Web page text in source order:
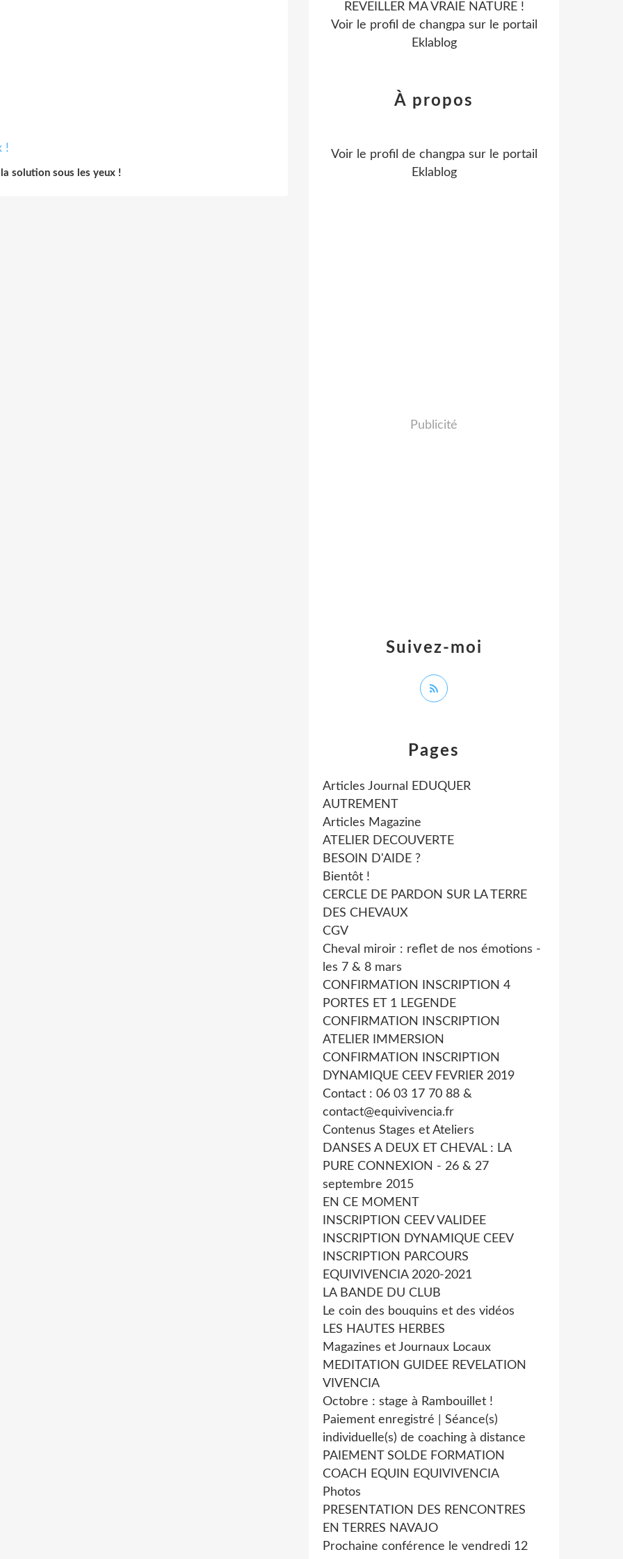
solution sous les yeux !
Pages
Articles Journal EDUQUER
AUTREMENT
Articles Magazine
ATELIER DECOUVERTE
BESOIN D'AIDE ?
Bientôt !
CERCLE DE PARDON SUR LA TERRE
DES CHEVAUX
CGV
Cheval miroir : reflet de nos émotions -
les 7 & 8 mars
CONFIRMATION INSCRIPTION 4
PORTES ET 1 LEGENDE
CONFIRMATION INSCRIPTION
ATELIER IMMERSION
CONFIRMATION INSCRIPTION
DYNAMIQUE CEEV FEVRIER 2019
Contact : 06 03 17 70 88 &
contact@equivivencia.fr
Contenus Stages et Ateliers
DANSES A DEUX ET CHEVAL : LA
PURE CONNEXION - 26 & 27
septembre 2015
EN CE MOMENT
INSCRIPTION CEEV VALIDEE
INSCRIPTION DYNAMIQUE CEEV
INSCRIPTION PARCOURS
EQUIVIVENCIA 2020-2021
LA BANDE DU CLUB
Le coin des bouquins et des vidéos
LES HAUTES HERBES
Magazines et Journaux Locaux
MEDITATION GUIDEE REVELATION
VIVENCIA
Octobre : stage à Rambouillet !
Paiement enregistré | Séance(s)
individuelle(s) de coaching à distance
PAIEMENT SOLDE FORMATION
COACH EQUIN EQUIVIVENCIA
Photos
PRESENTATION DES RENCONTRES
EN TERRES NAVAJO
Prochaine conférence le vendredi 12
REVEILLER MA VRAIE NATURE !
Voir le profil de changpa sur le portail
Eklablog
Suivez-moi
À propos
Voir le profil de changpa sur le portail
Eklablog
Publicité